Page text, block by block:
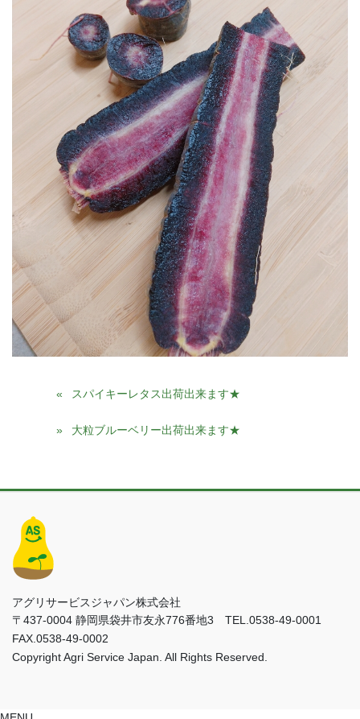
スパイキーレタス出荷出来ます★
大粒ブルーベリー出荷出来ます★
アグリサービスジャパン株式会社
〒437-0004 静岡県袋井市友永776番地3 TEL.0538-49-0001
FAX.0538-49-0002
Copyright Agri Service Japan. All Rights Reserved.